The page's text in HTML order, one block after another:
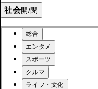
社会開/閉
総合
エンタメ
スポーツ
クルマ
ライフ・文化